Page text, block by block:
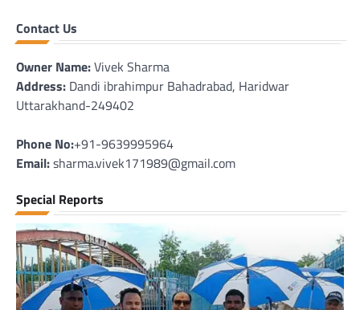
Contact Us
Owner Name:Vivek Sharma
Address: Dandi ibrahimpur Bahadrabad, Haridwar
Uttarakhand-249402
Phone No:+91-9639995964
Email:sharma.vivek171989@gmail.com
Special Reports